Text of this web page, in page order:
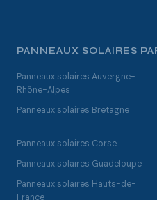
PANNEAUX SOLAIRES
Panneaux solaires Auvergne-
Rhône-Alpes
Panneaux solaires Bretagne
Panneaux solaires Corse
Panneaux solaires Guadeloupe
Panneaux solaires Hauts-de-
France